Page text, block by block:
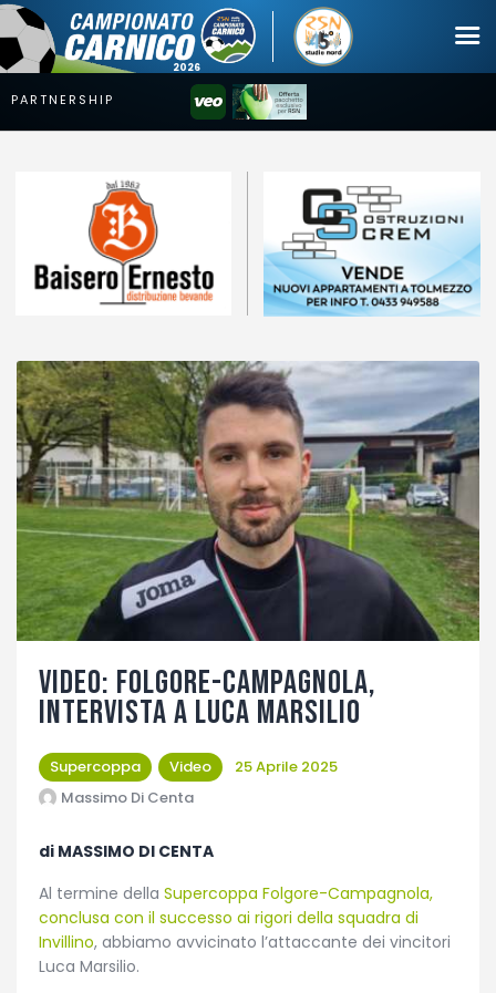
Squadre
Calendari
Mercato
Erreà Cup
Giovanile
Video
Fotogallery
VIDEO: Folgore-Campagnola,
intervista a Luca Marsilio
Supercoppa Video
25 Aprile 2025
Massimo Di Centa
di MASSIMO DI CENTA
Al termine della Supercoppa Folgore-Campagnola,
conclusa con il successo ai rigori della squadra di
Invillino, abbiamo avvicinato l’attaccante dei vincitori
Luca Marsilio.